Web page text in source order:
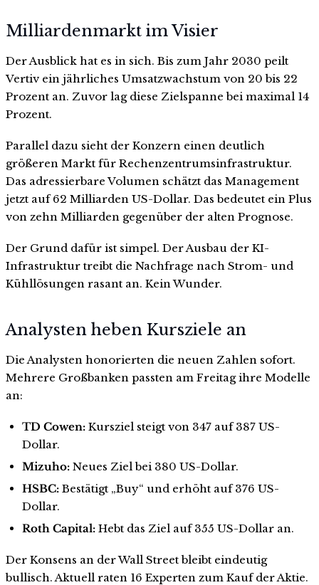
Milliardenmarkt im Visier
Der Ausblick hat es in sich. Bis zum Jahr 2030 peilt
Vertiv ein jährliches Umsatzwachstum von 20 bis 22
Prozent an. Zuvor lag diese Zielspanne bei maximal 14
Prozent.
Parallel dazu sieht der Konzern einen deutlich
größeren Markt für Rechenzentrumsinfrastruktur.
Das adressierbare Volumen schätzt das Management
jetzt auf 62 Milliarden US-Dollar. Das bedeutet ein Plus
von zehn Milliarden gegenüber der alten Prognose.
Der Grund dafür ist simpel. Der Ausbau der KI-
Infrastruktur treibt die Nachfrage nach Strom- und
Kühllösungen rasant an. Kein Wunder.
Analysten heben Kursziele an
Die Analysten honorierten die neuen Zahlen sofort.
Mehrere Großbanken passten am Freitag ihre Modelle
an:
TD Cowen:Kursziel steigt von 347 auf 387 US-
Dollar.
Mizuho:Neues Ziel bei 380 US-Dollar.
HSBC:Bestätigt „Buy“ und erhöht auf 376 US-
Dollar.
Roth Capital:Hebt das Ziel auf 355 US-Dollar an.
Der Konsens an der Wall Street bleibt eindeutig
bullisch. Aktuell raten 16 Experten zum Kauf der Aktie.